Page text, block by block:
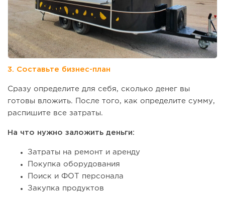
3. Составьте бизнес-план
Сразу определите для себя, сколько денег вы
готовы вложить. После того, как определите сумму,
распишите все затраты.
На что нужно заложить деньги:
Затраты на ремонт и аренду
Покупка оборудования
Поиск и ФОТ персонала
Закупка продуктов